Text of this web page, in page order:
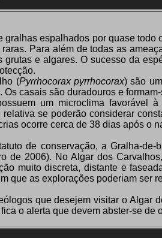
gralhas espalhados por quase
Para além de todas as
grutas e algares. O sucesso da
(Pyrrhocorax pyrrhocorax) são
casais são duradouros e
um microclima favorável
se poderão considerar
ocorre cerca de 38 dias após o
de conservação, a Gralha-
de 2006). No Algar dos
muito discreta, distante e
que as explorações poderiam ser
que desejem visitar o Algar
o alerta que devem abster-se de